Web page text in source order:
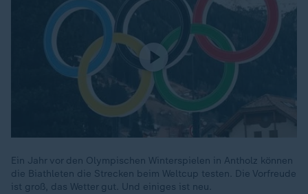
Ein Jahr vor den Olympischen Winterspielen in Antholz können
die Biathleten die Strecken beim Weltcup testen. Die Vorfreude
ist groß, das Wetter gut. Und einiges ist neu.